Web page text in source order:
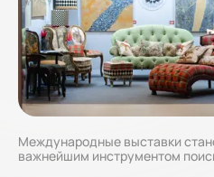
Международные выставки
важнейшим инструментом